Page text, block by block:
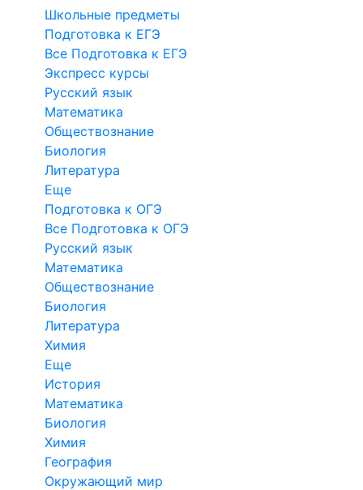
Школьные предметы
Подготовка к ЕГЭ
Все Подготовка к ЕГЭ
Экспресс курсы
Русский язык
Математика
Обществознание
Биология
Литература
Еще
Подготовка к ОГЭ
Все Подготовка к ОГЭ
Русский язык
Математика
Обществознание
Биология
Литература
Химия
Еще
История
Математика
Биология
Химия
География
Окружающий мир